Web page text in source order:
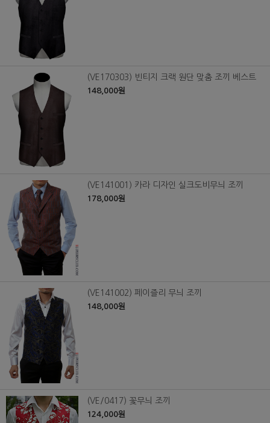
(VE170303) 빈티지 크랙 원단 맞춤 조끼 베스트
148,000원
(VE141001) 카라 디자인 실크도비무늬 조끼
178,000원
(VE141002) 페이즐리 무늬 조끼
148,000원
(VE/0417) 꽃무늬 조끼
124,000원